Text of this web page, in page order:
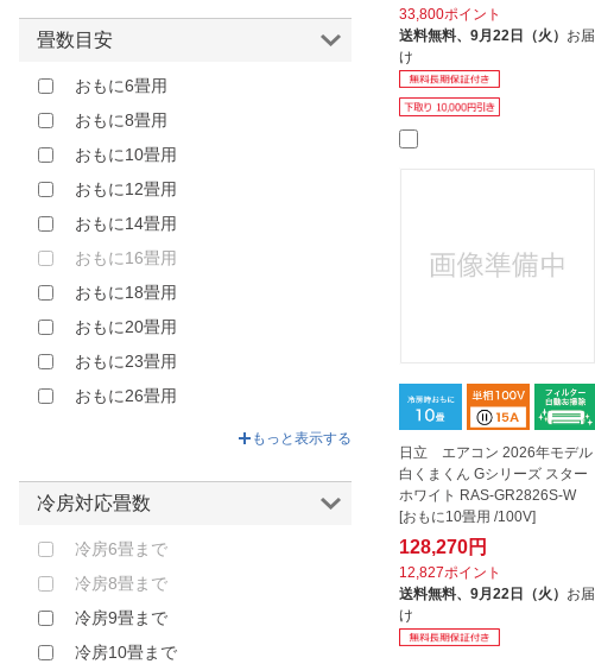
33,800ポイント
送料無料、 9月22日（火） お届
け
日立 エアコン 2026年モデル
白くまくん Gシリーズ スター
ホワイト RAS-GR2826S-W
[おもに10畳用 /100V]
128,270円
12,827ポイント
送料無料、 9月22日（火） お届
け
畳数目安
おもに6畳用
おもに8畳用
おもに10畳用
おもに12畳用
おもに14畳用
おもに16畳用
おもに18畳用
おもに20畳用
おもに23畳用
おもに26畳用
もっと表示する
冷房対応畳数
冷房6畳まで
冷房8畳まで
冷房9畳まで
冷房10畳まで